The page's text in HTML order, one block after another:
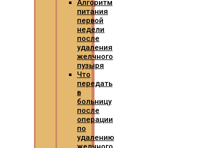
Алгоритм
питания
первой
недели
после
удаления
желчного
пузыря
Что
передать
в
больницу
после
операции
по
удалению